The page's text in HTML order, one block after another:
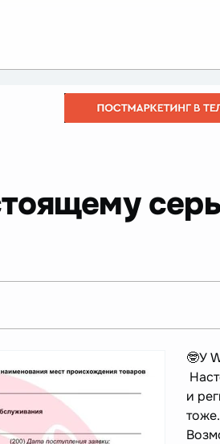
🤓У
и
тоже.